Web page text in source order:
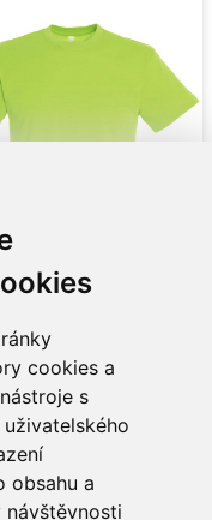
cookies a
s
obsahu a
návštěvnosti
Cena od70,55Kč